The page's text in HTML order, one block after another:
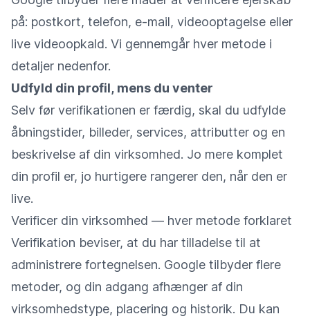
på: postkort, telefon, e-mail, videooptagelse eller
live videoopkald. Vi gennemgår hver metode i
detaljer nedenfor.
Udfyld din profil, mens du venter
Selv før verifikationen er færdig, skal du udfylde
åbningstider, billeder, services, attributter og en
beskrivelse af din virksomhed. Jo mere komplet
din profil er, jo hurtigere rangerer den, når den er
live.
Verificer din virksomhed — hver metode forklaret
Verifikation beviser, at du har tilladelse til at
administrere fortegnelsen. Google tilbyder flere
metoder, og din adgang afhænger af din
virksomhedstype, placering og historik. Du kan